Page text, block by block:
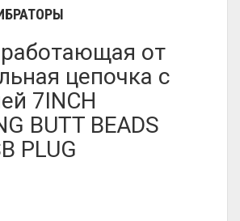
от
цепочка с
7INCH
BUTT BEADS
PLUG